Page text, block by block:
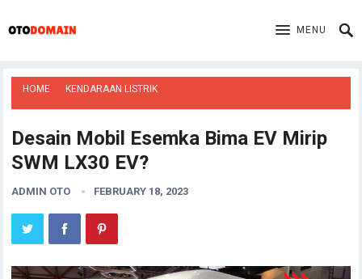
MENU
HOME KENDARAAN LISTRIK
Desain Mobil Esemka Bima EV Mirip
SWM LX30 EV?
ADMIN OTO FEBRUARY 18, 2023